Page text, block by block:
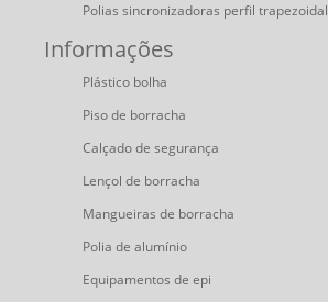
Polias sincronizadoras perfil trapezoidal
Informações
Plástico bolha
Piso de borracha
Calçado de segurança
Lençol de borracha
Mangueiras de borracha
Polia de alumínio
Equipamentos de epi